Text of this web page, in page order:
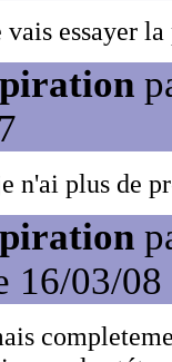
essayer
n'ai plus de
16/03/08